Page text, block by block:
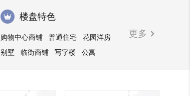
楼盘特色
购物中心商铺 普通住宅
花园洋房
别墅
临街商铺 写字楼 公寓
更多